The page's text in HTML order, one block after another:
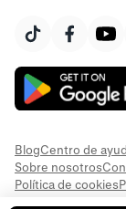
BlogCentro de
Sobre nosotros
Política de cookies